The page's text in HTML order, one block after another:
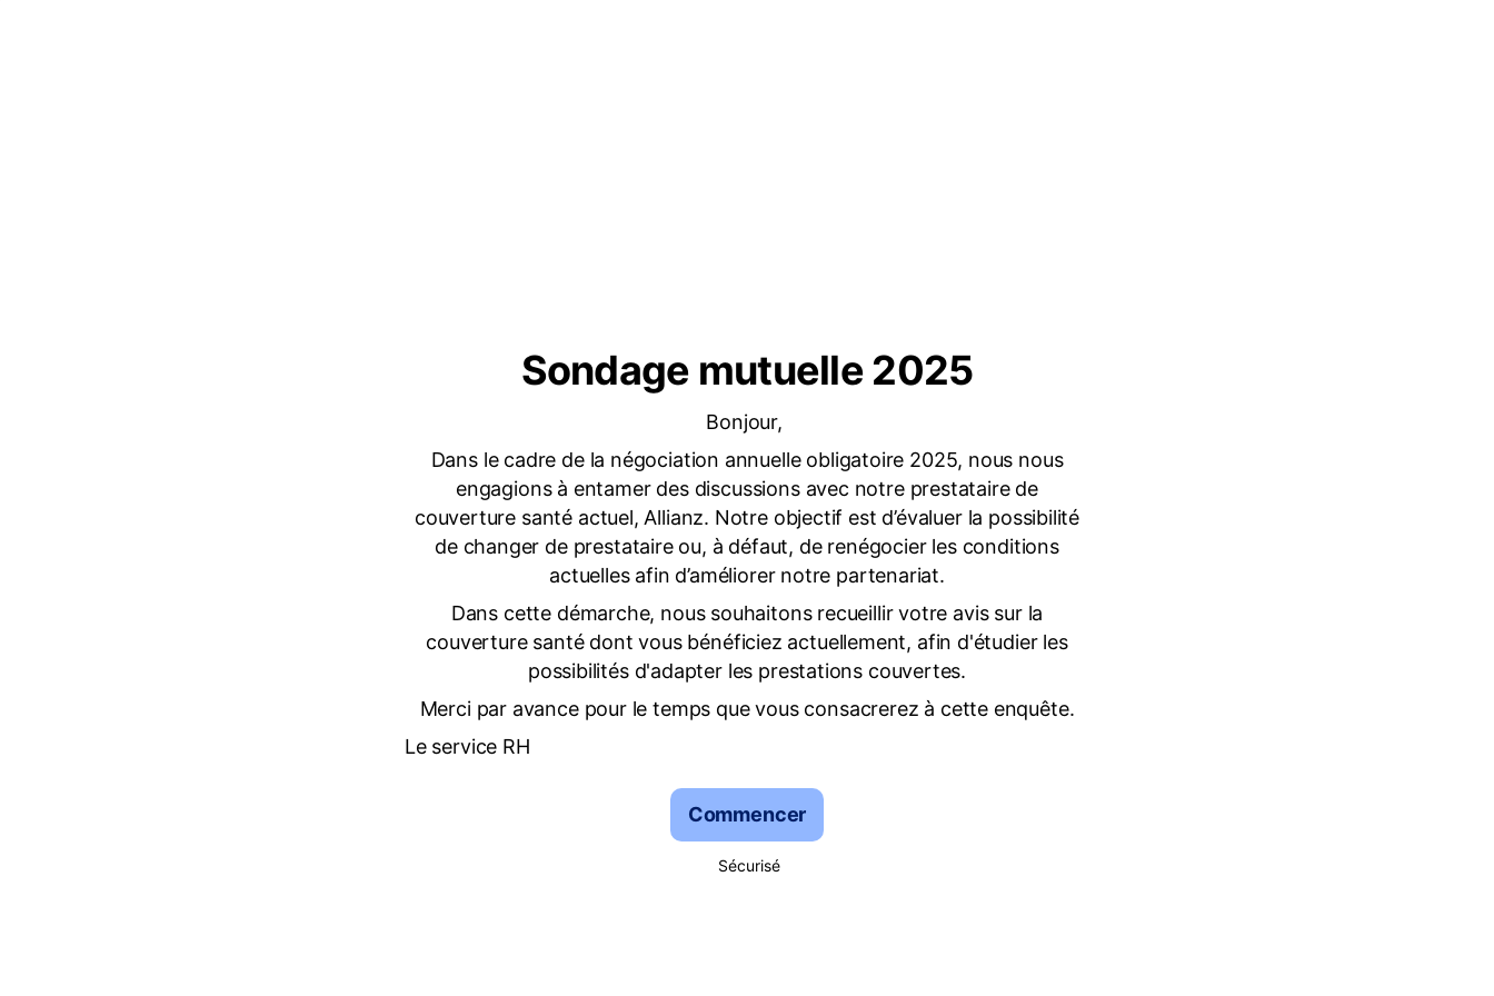
Sondage mutuelle 2025
Bonjour,
Dans le cadre de la négociation annuelle obligatoire 2025, nous nous
engagions à entamer des discussions avec notre prestataire de
couverture santé actuel, Allianz. Notre objectif est d’évaluer la possibilité
de changer de prestataire ou, à défaut, de renégocier les conditions
actuelles afin d’améliorer notre partenariat.
Dans cette démarche, nous souhaitons recueillir votre avis sur la
couverture santé dont vous bénéficiez actuellement, afin d'étudier les
possibilités d'adapter les prestations couvertes.
Merci par avance pour le temps que vous consacrerez à cette enquête.
Le service RH
Commencer
Sécurisé